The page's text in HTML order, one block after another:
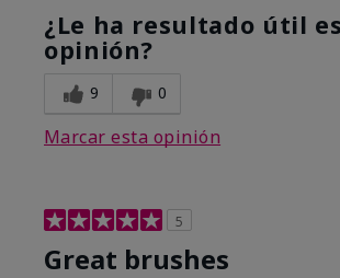
¿Le ha resultado útil
opinión?
9 0
Marcar esta opinión
5
Great brushes